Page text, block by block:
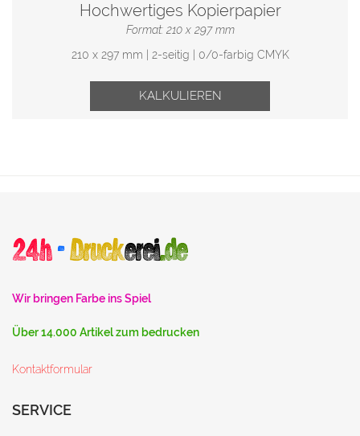
Hochwertiges Kopierpapier
Format: 210 x 297 mm
210 x 297 mm | 2-seitig | 0/0-farbig CMYK
KALKULIEREN
Wir bringen Farbe ins Spiel
Über 14.000 Artikel zum bedrucken
Kontaktformular
SERVICE